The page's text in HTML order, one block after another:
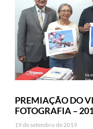
PREMIAÇÃO DO
FOTOGRAFIA –
19 de setembro de 2019